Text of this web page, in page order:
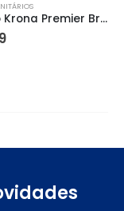
Assento Krona Premier Branco